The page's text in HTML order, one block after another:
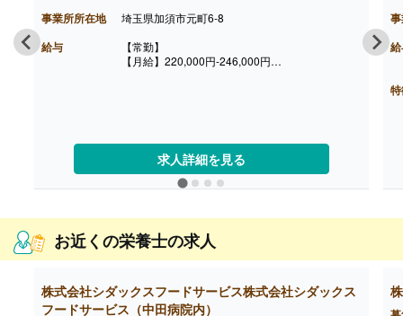
事業所所在地 埼玉県加須市元町6-8
給与
【常勤】
【月給】220,000円-246,000円
・深夜勤務手当（22:00-翌05:00）
・休業手当
【賞与】なし
【通勤手当】あり（上限なし）※片道2km以上
求人詳細を見る
お近くの栄養士の求人
株式会社シダックスフードサービス株式会社シダックス
フードサービス（中田病院内）